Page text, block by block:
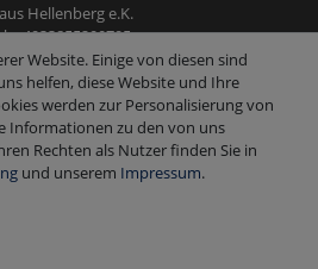
Hellenberg e.K.
+4933855200795
+4933855200793
andmore.de
MwSt., zzgl. Versandkosten
Website. Einige von diesen sind
helfen, diese Website und Ihre
werden zur Personalisierung von
Informationen zu den von uns
Rechten als Nutzer finden Sie in
und unserem Impressum.